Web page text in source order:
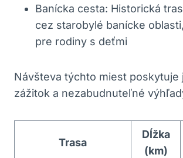
Banícka cesta: Historická
cez starobylé banícke
pre rodiny s deťmi
Návšteva týchto miest poskytuje
zážitok a nezabudnuteľné
Trasa
Dĺžka
(km)